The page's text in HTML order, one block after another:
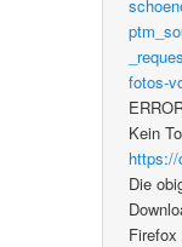
fotos-
Kein
https://
Die
Firefox